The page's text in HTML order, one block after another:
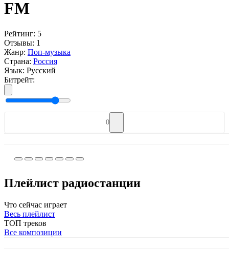
FM
Рейтинг: 5
Отзывы: 1
Жанр: Поп-музыка
Страна: Россия
Язык: Русский
Битрейт:
0
Плейлист радиостанции
Что сейчас играет
Весь плейлист
ТОП треков
Все композиции